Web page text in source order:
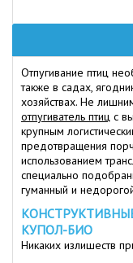
Отпугивание птиц
также в садах,
хозяйствах. Не
отпугиватель птиц с
крупным
предотвращения
использованием
специально
гуманный и
КУПОЛ-БИО
Никаких излишеств